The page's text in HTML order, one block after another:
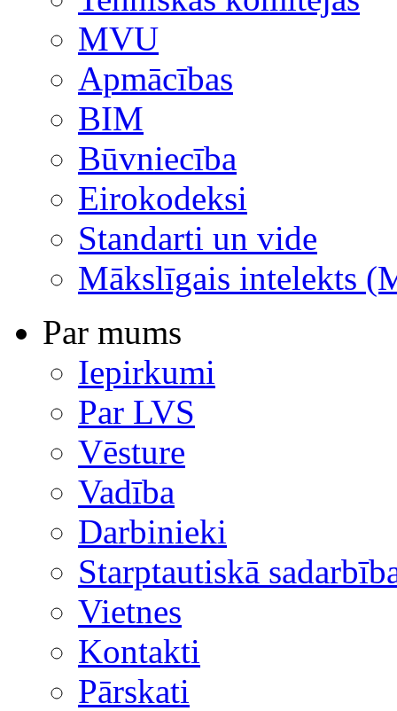
MVU
Apmācības
BIM
Būvniecība
Eirokodeksi
Standarti un vide
Mākslīgais intelekts
Par mums
Iepirkumi
Par LVS
Vēsture
Vadība
Darbinieki
Starptautiskā
Vietnes
Kontakti
Pārskati